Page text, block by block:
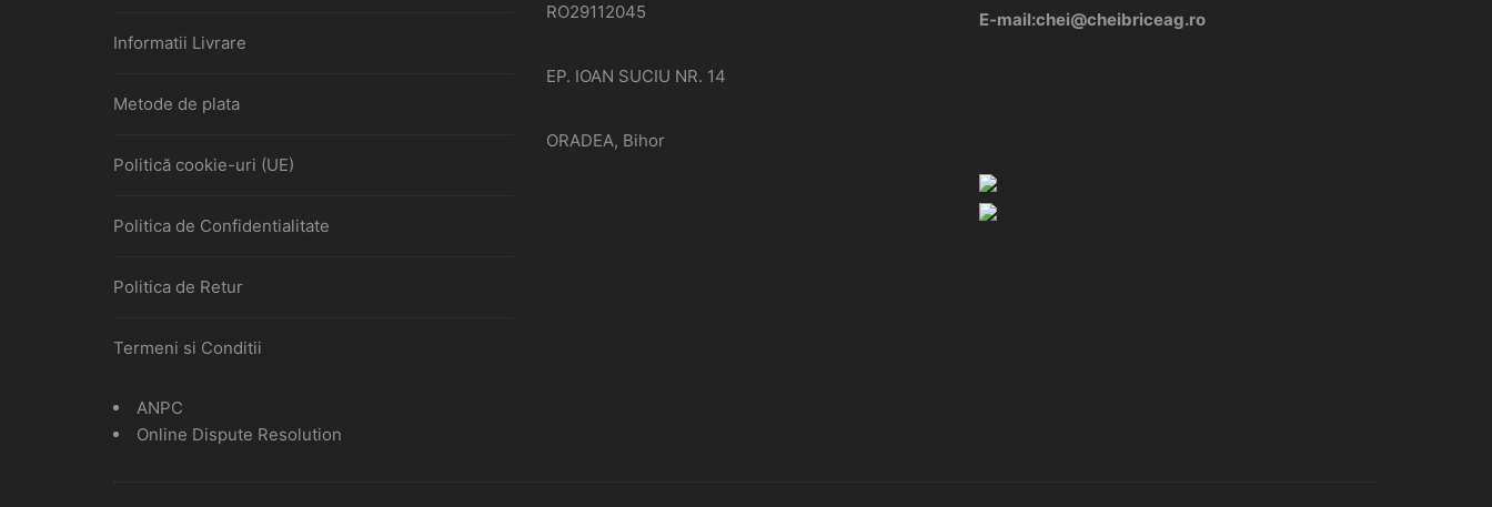
Informatii Livrare
Metode de plata
Politică cookie-uri (UE)
Politica de Confidentialitate
Politica de Retur
Termeni si Conditii
ANPC
Online Dispute Resolution
RO29112045
EP. IOAN SUCIU NR. 14
ORADEA, Bihor
E-mail:chei@cheibriceag.ro